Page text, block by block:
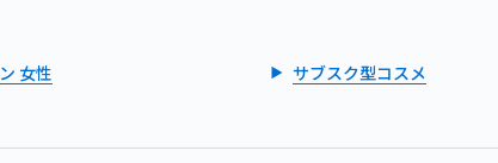
女性 サブスク型コスメ